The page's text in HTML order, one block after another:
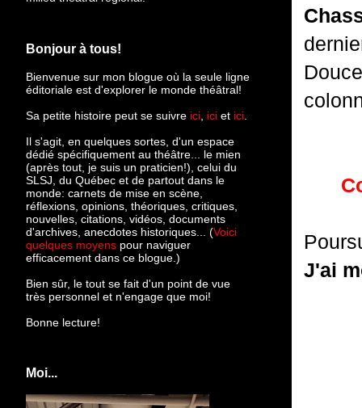
J'ai
Bonjour à tous!
Bienvenue sur mon blogue où la seule ligne
éditoriale est d'explorer le monde théâtral!
Sa petite histoire peut se suivre ici ici et ici
Il s'agit, en quelques sortes, d'un espace
dédié spécifiquement au théâtre... le mien
(après tout, je suis un praticien!), celui du
SLSJ, du Québec et de partout dans le
monde: carnets de mise en scène,
réflexions, opinions, théoriques, critiques,
nouvelles, citations, vidéos, documents
d'archives, anecdotes historiques... (Voici
quelques moyens pour naviguer
efficacement dans ce blogue.)
Bien sûr, le tout se fait d'un point de vue
très personnel et n'engage que moi!
Bonne lecture!
Moi...